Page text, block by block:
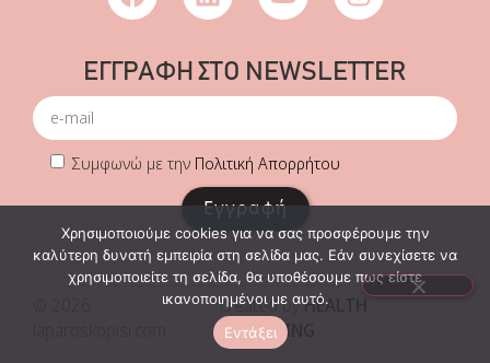
ΕΓΓΡΑΦΗ ΣΤΟ NEWSLETTER
Συμφωνώ με την Πολιτική Απορρήτου
Εγγραφή
created byHEALTH
MARKETING
Χρησιμοποιούμε cookies για να σας προσφέρουμε την
καλύτερη δυνατή εμπειρία στη σελίδα μας. Εάν συνεχίσετε να
χρησιμοποιείτε τη σελίδα, θα υποθέσουμε πως είστε
ικανοποιημένοι με αυτό.
Εντάξει